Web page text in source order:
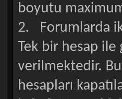
boyutu
2. Forumlarda
Tek bir hesap ile
verilmektedir.
hesapları